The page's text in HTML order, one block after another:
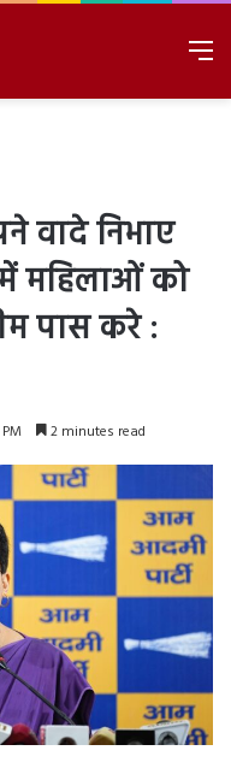
वादे निभाए
महिलाओं को
पास करे :
2 minutes read